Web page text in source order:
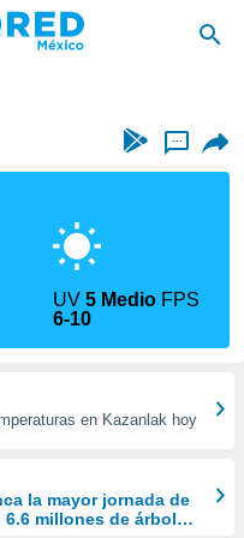
...
UV5 Medio FPS
6-10
en Kazanlak hoy
la mayor jornada de
millones de árboles